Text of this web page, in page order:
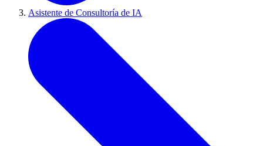
Asistente de Consultoría de IA